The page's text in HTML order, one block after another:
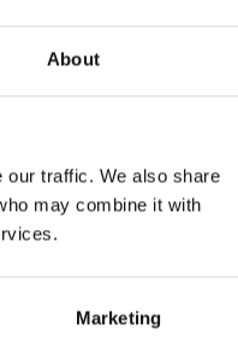
About
our traffic. We also share
may combine it with
Marketing